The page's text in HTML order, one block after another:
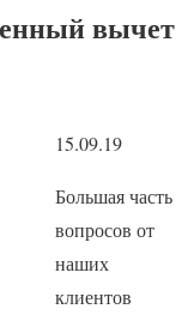
вычет
15.09.19
Большая часть
вопросов от
наших
клиентов